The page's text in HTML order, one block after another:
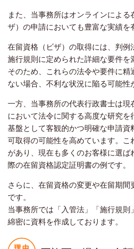
また、当事務所はオンラインによ
ザ）の申請においても豊富な実績を
在留資格（ビザ）の取得には、判例
施行規則に定められた詳細な要件を
そのため、これらの法令や要件に精
ない場合、不利な状況に陥る可能性
一方、当事務所の代表行政書士は現
において法令に関する高度な研究を
基盤として客観的かつ明確な申請資
可取得の可能性を高めています。こ
があり、現在も多くのお客様に選ば
際の在留資格認定証明書の例です。
さらに、在留資格の変更や在留期
です。
当事務所では「入管法」「施行規則
綿密に資料を作成しております。